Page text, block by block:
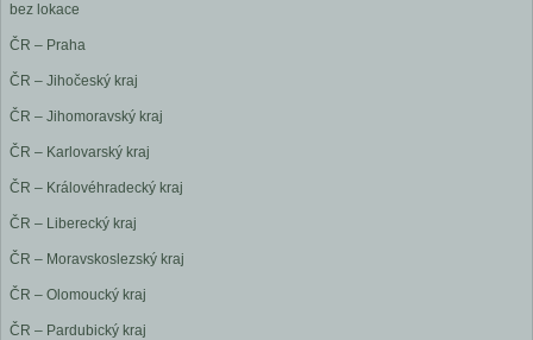
bez lokace
ČR – Praha
ČR – Jihočeský kraj
ČR – Jihomoravský kraj
ČR – Karlovarský kraj
ČR – Královéhradecký kraj
ČR – Liberecký kraj
ČR – Moravskoslezský kraj
ČR – Olomoucký kraj
ČR – Pardubický kraj